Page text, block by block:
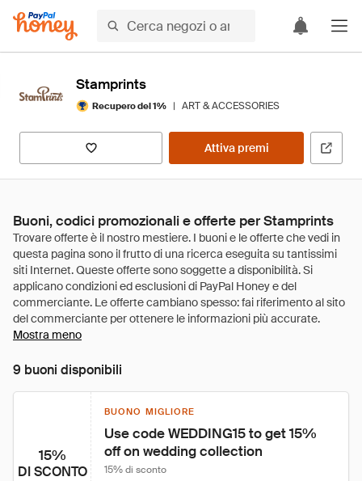
Stamprints
Recupero del 1% | ART & ACCESSORIES
Attiva premi
Buoni, codici promozionali e offerte per Stamprints
Mostra meno
9 buoni disponibili
15%
DI SCONTO
BUONO MIGLIORE
Use code WEDDING15 to get 15%
off on wedding collection
15% di sconto